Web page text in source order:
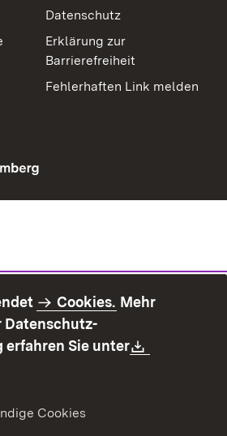
Datenschutz
Erklärung zur
Barrierefreiheit
Fehlerhaften Link melden
Cookies. Mehr
Datenschutz-
erfahren Sie unter
Cookies